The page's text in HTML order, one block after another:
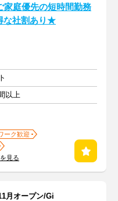
家庭優先の短時間勤務
な社割あり★
以上
ーク歓迎
見る
月オープン/Gi